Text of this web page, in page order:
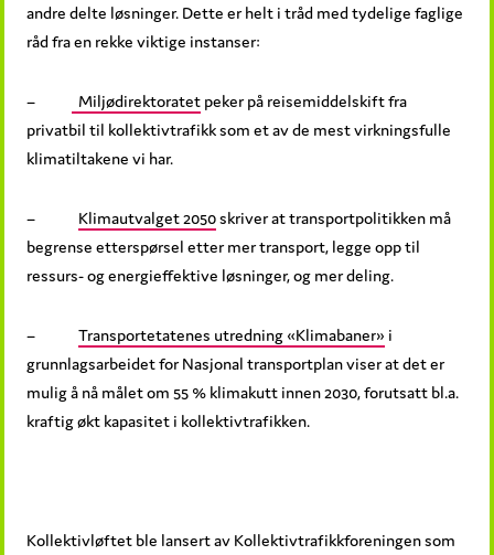
andre delte løsninger. Dette er helt i tråd med tydelige faglige
råd fra en rekke viktige instanser:
– Miljødirektoratet peker på reisemiddelskift fra
privatbil til kollektivtrafikk som et av de mest virkningsfulle
klimatiltakene vi har.
– Klimautvalget 2050skriver at transportpolitikken må
begrense etterspørsel etter mer transport, legge opp til
ressurs- og energieffektive løsninger, og mer deling.
–Transportetatenes utredning «Klimabaner» i
grunnlagsarbeidet for Nasjonal transportplan viser at det er
mulig å nå målet om 55 % klimakutt innen 2030, forutsatt bl.a.
kraftig økt kapasitet i kollektivtrafikken.
Kollektivløftet ble lansert av Kollektivtrafikkforeningen som